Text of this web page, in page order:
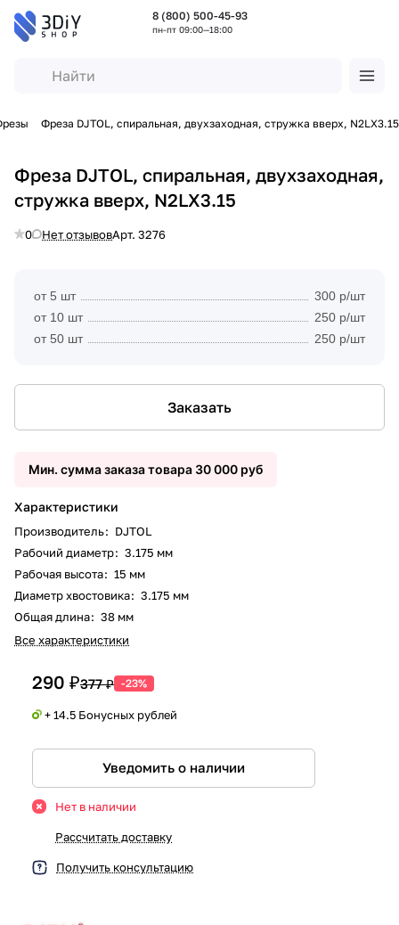
8 (800) 500-45-93
пн-пт 09:00—18:00
Фреза DJTOL, спиральная, двухзаходная, стружка вверх, N2LX3.15
Фреза DJTOL, спиральная, двухзаходная,
стружка вверх, N2LX3.15
0 Нет отзывовАрт. 3276
от 5 шт
300 р/шт
от 10 шт
250 р/шт
от 50 шт
250 р/шт
Заказать
Мин. сумма заказа товара 30 000 руб
Характеристики
Производитель: DJTOL
Рабочий диаметр: 3.175 мм
Рабочая высота: 15 мм
Диаметр хвостовика: 3.175 мм
Общая длина: 38 мм
Все характеристики
290 ₽377 ₽ -23%
+ 14.5 Бонусных рублей
Уведомить о наличии
Нет в наличии
Рассчитать доставку
Получить консультацию